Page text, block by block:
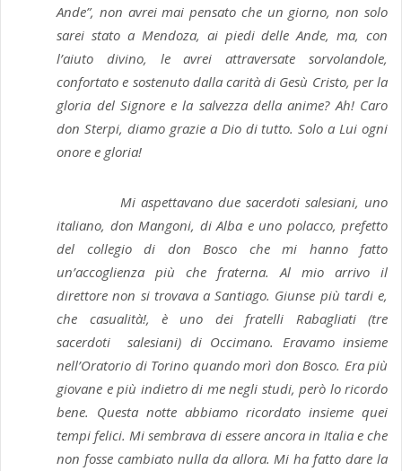
Ande”, non avrei mai pensato che un giorno, non solo
sarei stato a Mendoza, ai piedi delle Ande, ma, con
l’aiuto divino, le avrei attraversate sorvolandole,
confortato e sostenuto dalla carità di Gesù Cristo, per la
gloria del Signore e la salvezza della anime? Ah! Caro
don Sterpi, diamo grazie a Dio di tutto. Solo a Lui ogni
onore e gloria!
Mi aspettavano due sacerdoti salesiani, uno
italiano, don Mangoni, di Alba e uno polacco, prefetto
del collegio di don Bosco che mi hanno fatto
un’accoglienza più che fraterna. Al mio arrivo il
direttore non si trovava a Santiago. Giunse più tardi e,
che casualità!, è uno dei fratelli Rabagliati (tre
sacerdoti salesiani) di Occimano. Eravamo insieme
nell’Oratorio di Torino quando morì don Bosco. Era più
giovane e più indietro di me negli studi, però lo ricordo
bene. Questa notte abbiamo ricordato insieme quei
tempi felici. Mi sembrava di essere ancora in Italia e che
non fosse cambiato nulla da allora. Mi ha fatto dare la